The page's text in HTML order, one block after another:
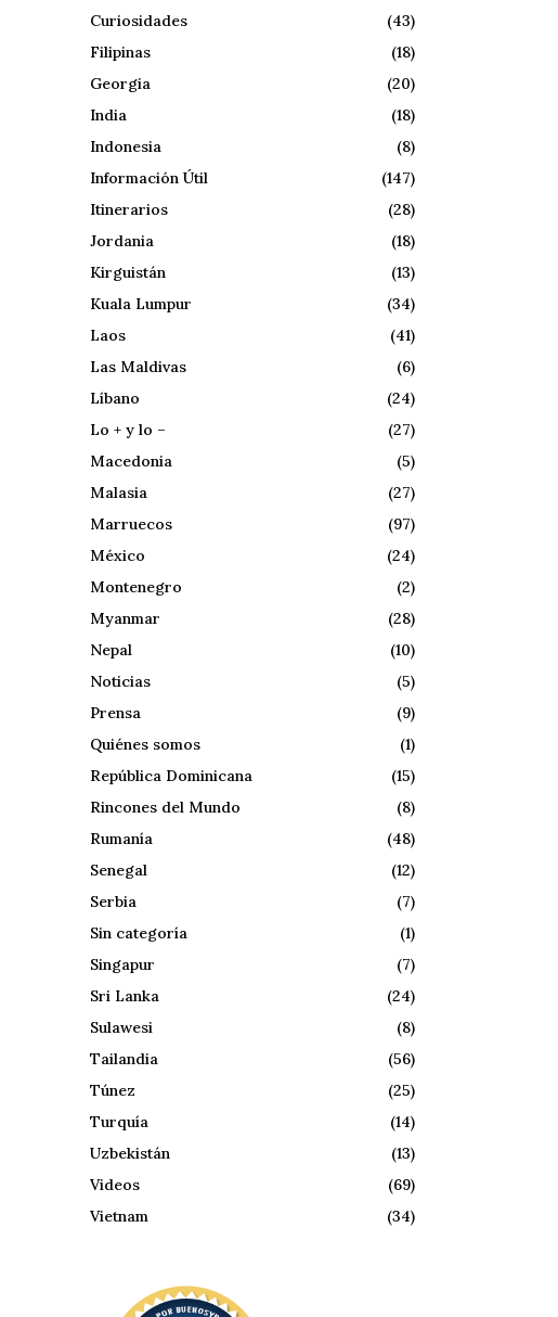
Curiosidades
(43)
Filipinas
(18)
Georgia
(20)
India
(18)
Indonesia
(8)
Información Útil
(147)
Itinerarios
(28)
Jordania
(18)
Kirguistán
(13)
Kuala Lumpur
(34)
Laos
(41)
Las Maldivas
(6)
Líbano
(24)
Lo + y lo –
(27)
Macedonia
(5)
Malasia
(27)
Marruecos
(97)
México
(24)
Montenegro
(2)
Myanmar
(28)
Nepal
(10)
Noticias
(5)
Prensa
(9)
Quiénes somos
(1)
República Dominicana
(15)
Rincones del Mundo
(8)
Rumanía
(48)
Senegal
(12)
Serbia
(7)
Sin categoría
(1)
Singapur
(7)
Sri Lanka
(24)
Sulawesi
(8)
Tailandia
(56)
Túnez
(25)
Turquía
(14)
Uzbekistán
(13)
Videos
(69)
Vietnam
(34)